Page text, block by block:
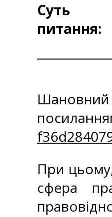
Суть
питання:
Шановний
При
сфера